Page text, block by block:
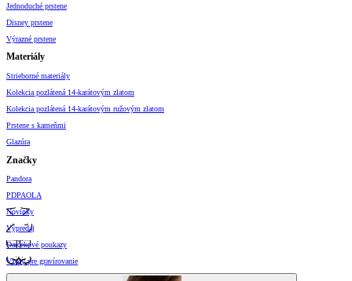
Jednoduché prstene
Disney prstene
Výrazné prstene
Materiály
Strieborné materiály
Kolekcia pozlátená 14-karátovým zlatom
Kolekcia pozlátená 14-karátovým ružovým zlatom
Prstene s kameňmi
Glazúra
Značky
Pandora
PDPAOLA
Novinky
Výpredaj
Darčekové poukazy
Vzory pre gravírovanie